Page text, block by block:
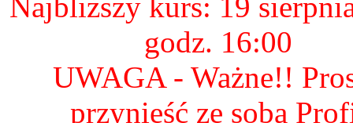
godz. 16:00
UWAGA - Ważne!!
przynieść ze sobą